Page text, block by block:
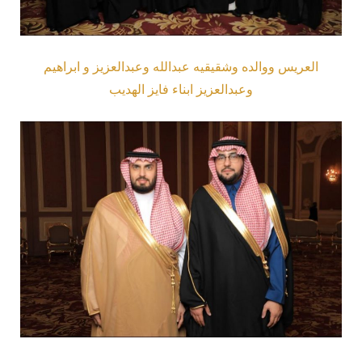
العريس ووالده وشقيقيه عبدالله وعبدالعزيز و ابراهيم
وعبدالعزيز ابناء فايز الهديب